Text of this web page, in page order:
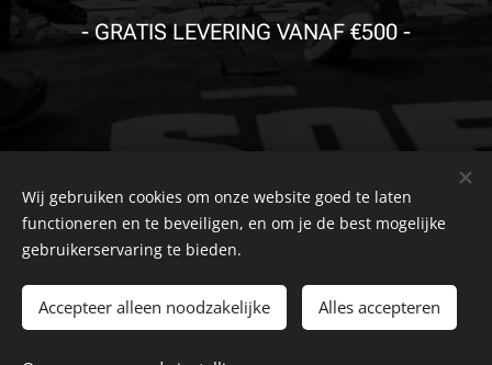
-GRATIS LEVERING VANAF €500 -
voorbehouden. Powered by
The VDB Store Company-Belgie- Nederland - Luxemburg -BTW
NR.0715.797.741 -FAQ- Privacybeleid-Algemene
Voorwaarden-Klachtenpagina-Retourpagina-Herroepingsrecht
Wij gebruiken cookies om onze website goed te laten
functioneren en te beveiligen, en om je de best mogelijke
gebruikerservaring te bieden.
Accepteer alleen noodzakelijke Alles accepteren